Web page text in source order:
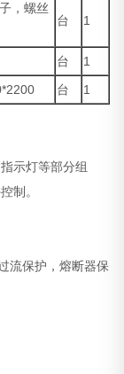
，螺丝
台 1
台
1
台
1
示灯等部分组
制。
流保护，熔断器保